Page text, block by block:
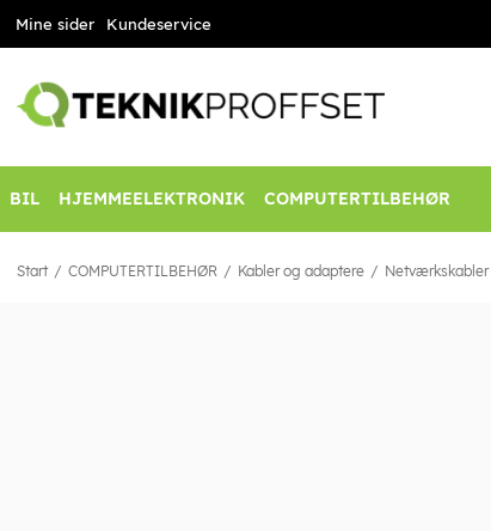
Mine sider Kundeservice
BIL HJEMMEELEKTRONIK COMPUTERTILBEHØR
Start COMPUTERTILBEHØR Kabler og adaptere Netværkskabler